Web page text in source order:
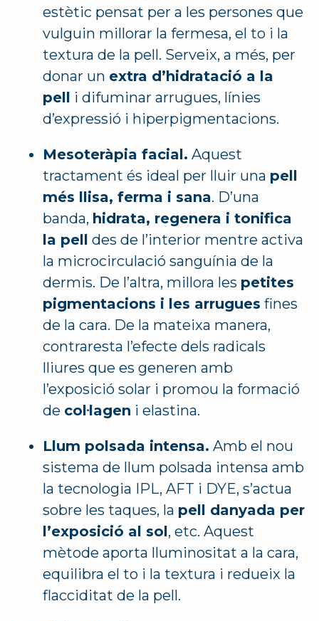
estètic pensat per a les persones que
vulguin millorar la fermesa, el to i la
textura de la pell. Serveix, a més, per
donar un extra d’hidratació a la
pell i difuminar arrugues, línies
d’expressió i hiperpigmentacions.
Mesoteràpia facial. Aquest
tractament és ideal per lluir una pell
més llisa, ferma i sana. D’una
banda, hidrata, regenera i tonifica
la pell des de l’interior mentre activa
la microcirculació sanguínia de la
dermis. De l’altra, millora les petites
pigmentacions i les arrugues fines
de la cara. De la mateixa manera,
contraresta l’efecte dels radicals
lliures que es generen amb
l’exposició solar i promou la formació
de col·lagen i elastina.
Llum polsada intensa. Amb el nou
sistema de llum polsada intensa amb
la tecnologia IPL, AFT i DYE, s’actua
sobre les taques, la pell danyada per
l’exposició al sol, etc. Aquest
mètode aporta lluminositat a la cara,
equilibra el to i la textura i redueix la
flacciditat de la pell.